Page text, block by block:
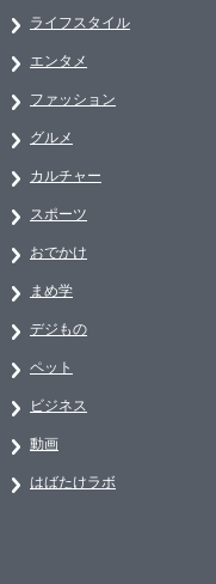
ライフスタイル
エンタメ
ファッション
グルメ
カルチャー
スポーツ
おでかけ
まめ学
デジもの
ペット
ビジネス
動画
はばたけラボ